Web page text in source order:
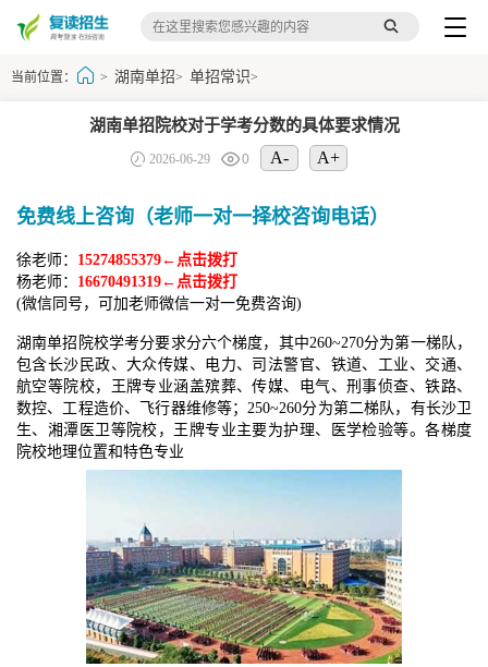
当前位置： > 湖南单招> 单招常识>
湖南单招院校对于学考分数的具体要求情况
2026-06-29 0 A- A+
免费线上咨询（老师一对一择校咨询电话）
徐老师： 15274855379←点击拨打
杨老师： 16670491319←点击拨打
(微信同号，可加老师微信一对一免费咨询)
湖南单招院校学考分要求分六个梯度，其中260~270分为第一梯队，
包含长沙民政、大众传媒、电力、司法警官、铁道、工业、交通、
航空等院校，王牌专业涵盖殡葬、传媒、电气、刑事侦查、铁路、
数控、工程造价、飞行器维修等；250~260分为第二梯队，有长沙卫
生、湘潭医卫等院校，王牌专业主要为护理、医学检验等。各梯度
院校地理位置和特色专业